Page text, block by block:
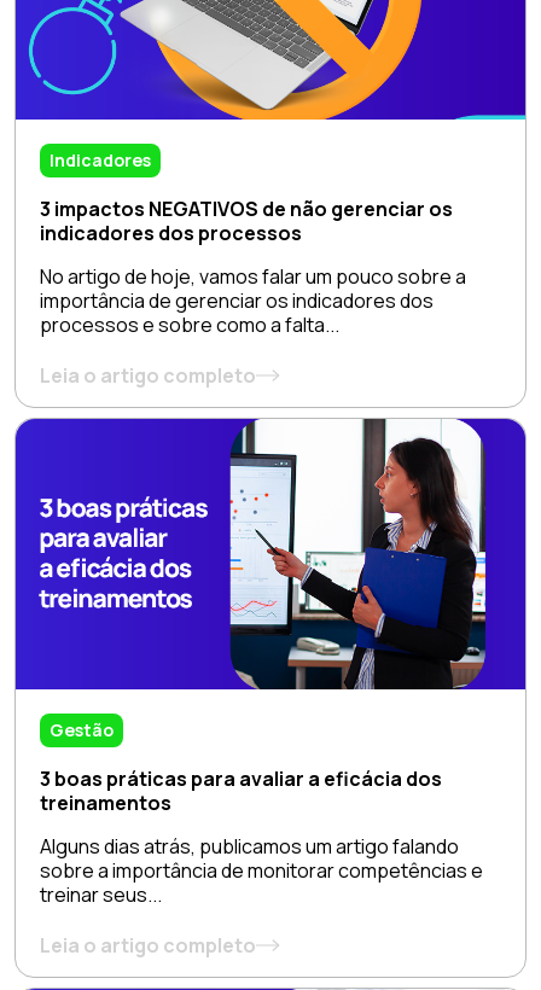
Indicadores
3 impactos NEGATIVOS de não gerenciar os
indicadores dos processos
No artigo de hoje, vamos falar um pouco sobre a
importância de gerenciar os indicadores dos
processos e sobre como a falta...
Leia o artigo completo
Gestão
3 boas práticas para avaliar a eficácia dos
treinamentos
Alguns dias atrás, publicamos um artigo falando
sobre a importância de monitorar competências e
treinar seus...
Leia o artigo completo